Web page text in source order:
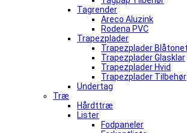
Tagrender
Areco Aluzink
Rodena PVC
Trapezplader
Trapezplader Blåtonet
Trapezplader Glasklar
Trapezplader Hvid
Trapezplader Tilbehør
Undertag
Træ
Hårdttræ
Lister
Fodpaneler